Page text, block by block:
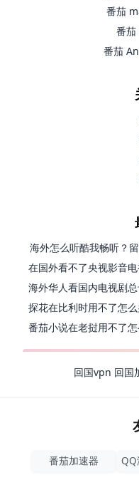
番茄
番茄
番茄
海外怎么听酷我畅听？
回国vpn 回国
番茄加速器